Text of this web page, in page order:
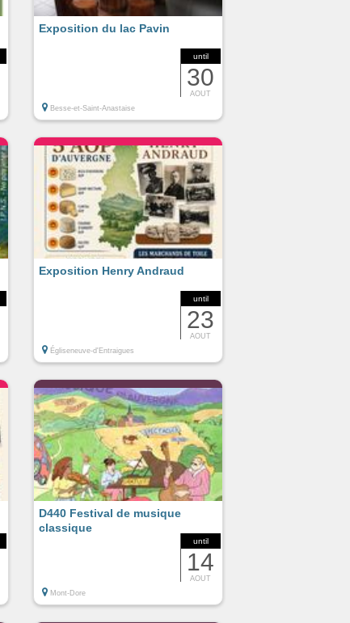
until
30
AOUT
Exposition du lac Pavin
Besse-et-Saint-Anastaise
until
23
AOUT
Exposition Henry Andraud
Égliseneuve-d'Entraigues
until
14
AOUT
D440 Festival de musique
classique
Mont-Dore